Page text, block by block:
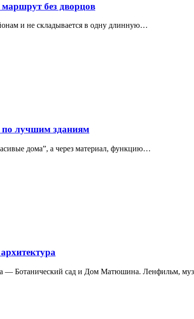
без дворцов
и не складывается в одну длинную…
по лучшим зданиям
дома”, а через материал, функцию…
— Ботанический сад и Дом Матюшина. Ленфильм,